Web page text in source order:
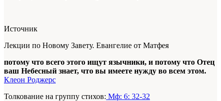
Источник
Лекции по Новому Завету. Евангелие от Матфея
потому что всего этого ищут язычники, и потому что Отец
ваш Небесный знает, что вы имеете нужду во всем этом.
Клеон Роджерс
Толкование на группу стихов: Мф: 6: 32-32